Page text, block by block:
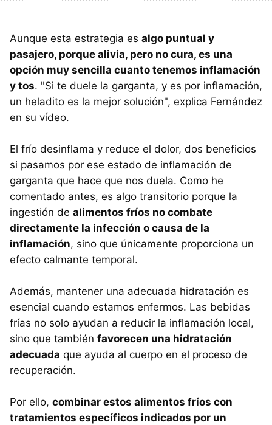
Aunque esta estrategia es algo puntual y
pasajero, porque alivia, pero no cura, es una
opción muy sencilla cuanto tenemos inflamación
y tos. "Si te duele la garganta, y es por inflamación,
un heladito es la mejor solución", explica Fernández
en su vídeo.
El frío desinflama y reduce el dolor, dos beneficios
si pasamos por ese estado de inflamación de
garganta que hace que nos duela. Como he
comentado antes, es algo transitorio porque la
ingestión de alimentos fríos no combate
directamente la infección o causa de la
inflamación, sino que únicamente proporciona un
efecto calmante temporal.
Además, mantener una adecuada hidratación es
esencial cuando estamos enfermos. Las bebidas
frías no solo ayudan a reducir la inflamación local,
sino que también favorecen una hidratación
adecuada que ayuda al cuerpo en el proceso de
recuperación.
Por ello, combinar estos alimentos fríos con
tratamientos específicos indicados por un